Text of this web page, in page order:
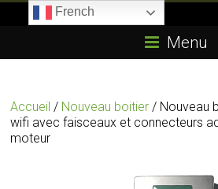
E85.com
passion
du
Menu
Accueil / Nouveau boitier / Nouveau
wifi avec faisceaux et connecteurs
moteur
French